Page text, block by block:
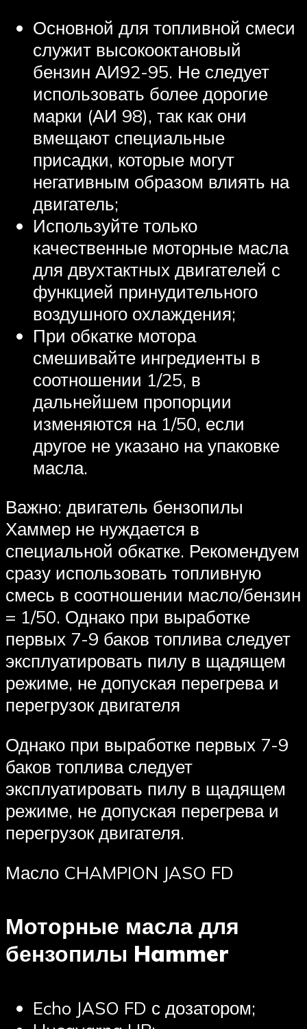
Основной для топливной смеси
служит высокооктановый
бензин АИ92-95. Не следует
использовать более дорогие
марки (АИ 98), так как они
вмещают специальные
присадки, которые могут
негативным образом влиять на
двигатель;
Используйте только
качественные моторные масла
для двухтактных двигателей с
функцией принудительного
воздушного охлаждения;
При обкатке мотора
смешивайте ингредиенты в
соотношении 1/25, в
дальнейшем пропорции
изменяются на 1/50, если
другое не указано на упаковке
масла.
Важно: двигатель бензопилы
Хаммер не нуждается в
специальной обкатке. Рекомендуем
сразу использовать топливную
смесь в соотношении масло/бензин
= 1/50. Однако при выработке
первых 7-9 баков топлива следует
эксплуатировать пилу в щадящем
режиме, не допуская перегрева и
перегрузок двигателя
Однако при выработке первых 7-9
баков топлива следует
эксплуатировать пилу в щадящем
режиме, не допуская перегрева и
перегрузок двигателя.
Масло CHAMPION JASO FD
Моторные масла для
бензопилы Hammer
Echo JASO FD с дозатором;